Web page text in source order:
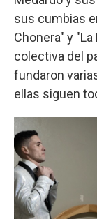
sus cumbias
Chonera" y
colectiva del
fundaron
ellas siguen